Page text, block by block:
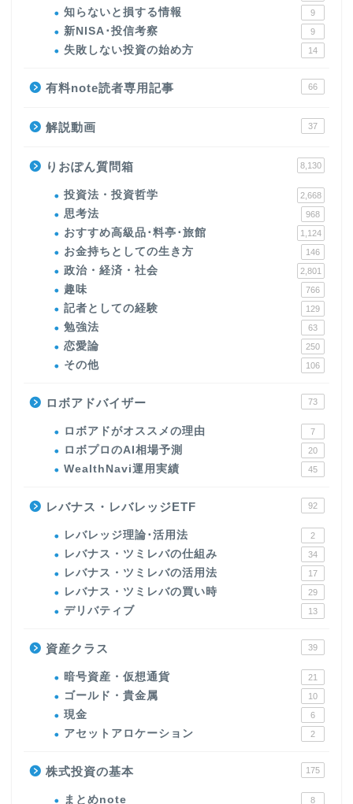
知らないと損する情報 9
新NISA･投信考察 9
失敗しない投資の始め方 14
有料note読者専用記事 66
解説動画 37
りおぽん質問箱 8,130
投資法・投資哲学 2,668
思考法 968
おすすめ高級品･料亭･旅館 1,124
お金持ちとしての生き方 146
政治・経済・社会 2,801
趣味 766
記者としての経験 129
勉強法 63
恋愛論 250
その他 106
ロボアドバイザー 73
ロボアドがオススメの理由 7
ロボプロのAI相場予測 20
WealthNavi運用実績 45
レバナス・レバレッジETF 92
レバレッジ理論･活用法 2
レバナス・ツミレバの仕組み 34
レバナス・ツミレバの活用法 17
レバナス・ツミレバの買い時 29
デリバティブ 13
資産クラス 39
暗号資産・仮想通貨 21
ゴールド・貴金属 10
現金 6
アセットアロケーション 2
株式投資の基本 175
まとめnote 8